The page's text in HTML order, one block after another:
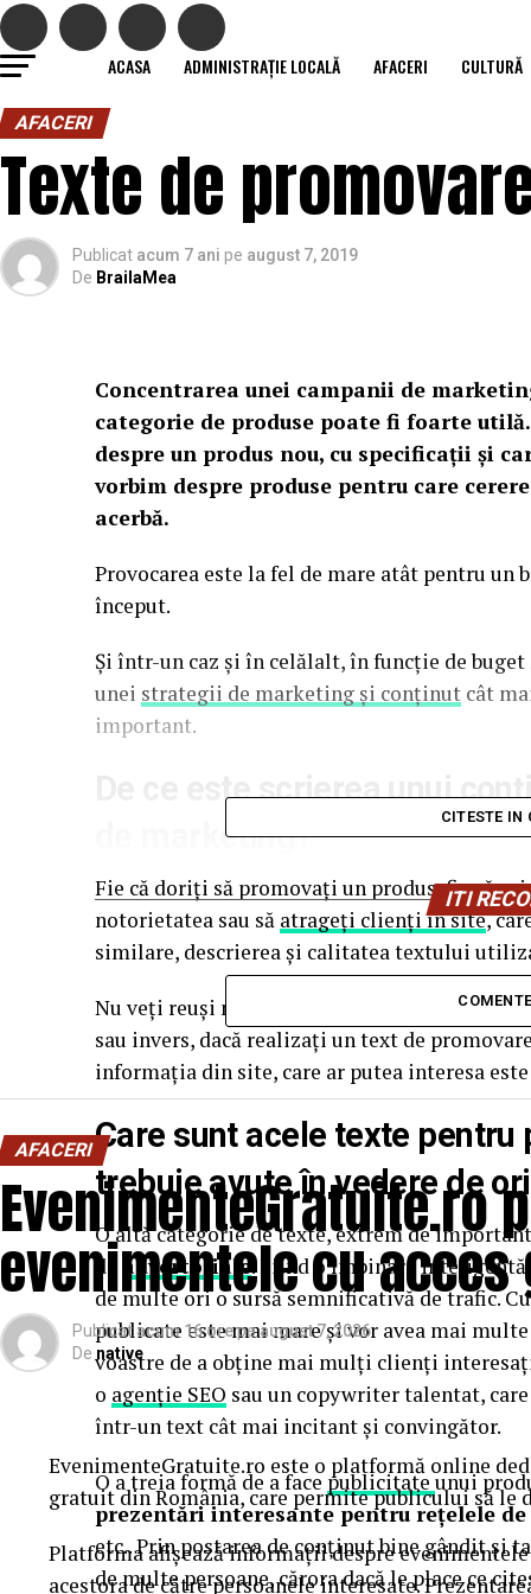
ACASA ADMINISTRAȚIE LOCALĂ AFACERI CULTURĂ
AFACERI
Texte de
Publicat acum 7 ani pe august 7, 2019
De BrailaMea
Concentrarea unei campanii de
categorie de produse poate fi foarte
despre un produs nou, cu specificații și
vorbim despre produse pentru care
acerbă.
Provocarea este la fel de mare atât pentru
început.
Și într-un caz și în celălalt, în funcție de
unei strategii de marketing și conținut cât
important.
De ce este scrierea unui
de marketing?
Fie că doriți să promovați un produs, fie că
notorietatea sau să atrageți clienți în site,
similare, descrierea și calitatea textului
Nu veți reuși niciodată să convingeți un
sau invers, dacă realizați un text de
informația din site, care ar putea interesa
Care sunt acele texte pentru
trebuie avute în vedere de
O altă categorie de texte, extrem de
de
advertoriale. Fiind o îmbinare
de multe ori o sursă semnificativă de trafic.
publicate este mai mare și vor avea mai
voastre de a obține mai mulți clienți
o agenție SEO sau un copywriter talentat,
într-un text cât mai incitant și convingător.
O a treia formă de a facepublicitateunui
prezentări interesante pentru rețelele de
etc.. Prin postarea de conținut bine gândit și
de multe persoane, cărora dacă le place ce
CITESTE IN
ITI
AFACERI
EvenimenteGratuite.ro
evenimentele cu
Publicat acum 16 orepe august 7, 2026
De native
EvenimenteGratuite.ro este o platformă online
gratuit din România, care permite publicului să le
Platforma afișează informații despre
acestora de către persoanele interesate.